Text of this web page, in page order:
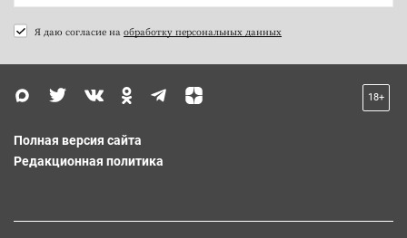
Я даю согласие на обработку персональных данных
18+
Полная версия сайта
Редакционная политика